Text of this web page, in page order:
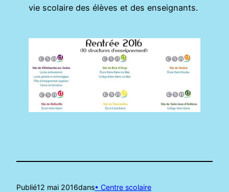
vie scolaire des élèves et des enseignants.
Publié12 mai 2016dans• Centre scolaire